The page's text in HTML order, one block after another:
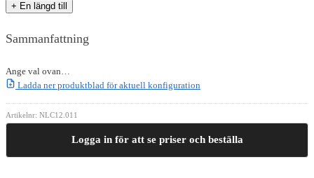
+ En längd till
Sammanfattning
Ange val ovan…
Ladda ner produktblad för aktuell konfiguration
Artikelnr: NLC12.011
Logga in för att se priser och beställa